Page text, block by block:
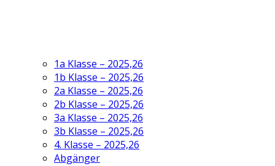
1a Klasse – 2025,26
1b Klasse – 2025,26
2a Klasse – 2025,26
2b Klasse – 2025,26
3a Klasse – 2025,26
3b Klasse – 2025,26
4. Klasse – 2025,26
Abgänger